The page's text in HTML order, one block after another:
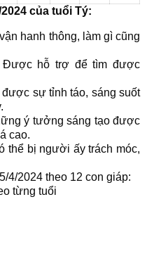
của tuổi Tý:
hanh thông, làm gì cũng
Được hỗ trợ để tìm được
sự tỉnh táo, sáng suốt
ý tưởng sáng tạo được
cao.
thể bị người ấy trách móc,